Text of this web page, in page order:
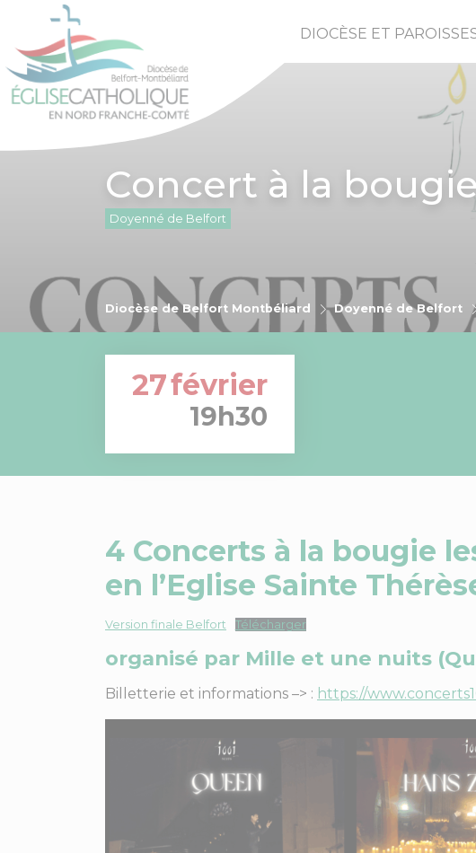
DIOCÈSE ET
Concert à la bougie
Doyenné de Belfort
Diocèse de Belfort Montbéliard Doyenné de Belfort
27février
19h30
4 Concerts à la bougie
en l’Eglise Sainte
Version finale Belfort Télécharger
organisé par Mille et une nuits
Billetterie et informations –> : https://